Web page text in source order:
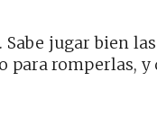
jugar bien
romperlas, y